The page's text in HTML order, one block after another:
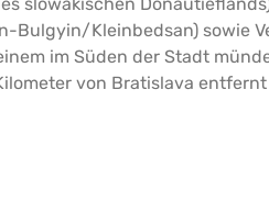
Bulgyin/Kleinbedsan) sowie
im Süden der Stadt
von Bratislava